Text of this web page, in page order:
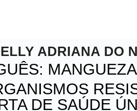
ADRIANA DO
DE SAÚDE